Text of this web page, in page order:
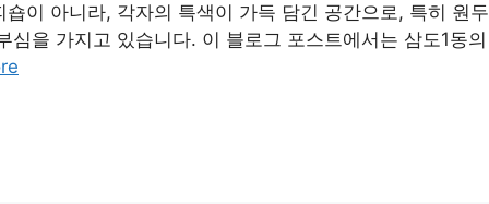
이 아니라, 각자의 특색이 가득 담긴 공간으로, 특히 원두
심을 가지고 있습니다. 이 블로그 포스트에서는 삼도1동의